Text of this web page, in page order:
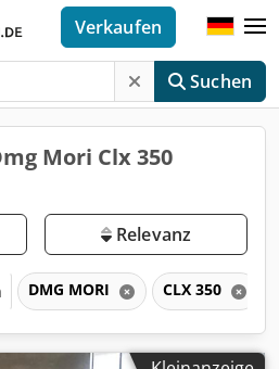
Suchen
Verkaufen
Mori Clx 350
Relevanz
DMG MORI CLX 350